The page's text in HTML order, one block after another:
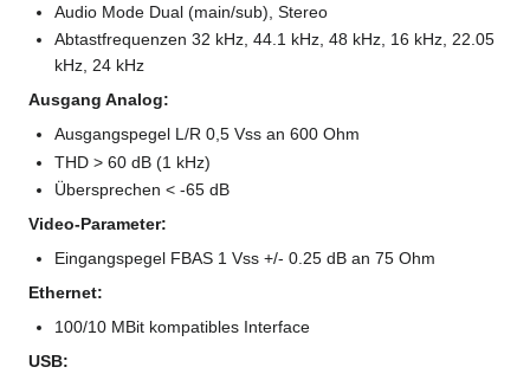
Audio Mode Dual (main/sub), Stereo
Abtastfrequenzen 32 kHz, 44.1 kHz, 48 kHz, 16 kHz, 22.05
kHz, 24 kHz
Ausgang Analog:
Ausgangspegel L/R 0,5 Vss an 600 Ohm
THD > 60 dB (1 kHz)
Übersprechen < -65 dB
Video-Parameter:
Eingangspegel FBAS 1 Vss +/- 0.25 dB an 75 Ohm
Ethernet:
100/10 MBit kompatibles Interface
USB: